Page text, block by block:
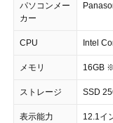
パソコンメー
カー
CPU Intel
メモリ 16GB
ストレージ SSD
表示能力 12.1イ